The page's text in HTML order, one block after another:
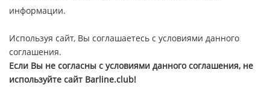
информации.
Используя сайт, Вы соглашаетесь с условиями данного
соглашения.
Если Вы не согласны с условиями данного соглашения, не
используйте сайт Barline.club!